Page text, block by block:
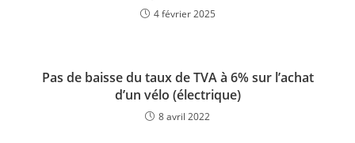
4 février 2025
Pas de baisse du taux de TVA à 6% sur l’achat
d’un vélo (électrique)
8 avril 2022